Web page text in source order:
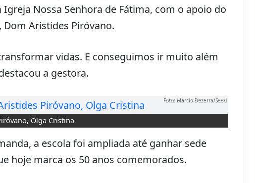
Nossa Senhora de Fátima, com o apoio do
Aristides Piróvano.
vidas. E conseguimos ir muito além
a gestora.
Olga Cristina
Foto: Marcio Bezerra/Seed
a escola foi ampliada até ganhar sede
hoje marca os 50 anos comemorados.